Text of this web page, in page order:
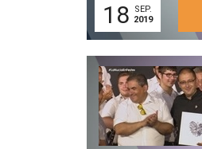
18
SEP.
2019